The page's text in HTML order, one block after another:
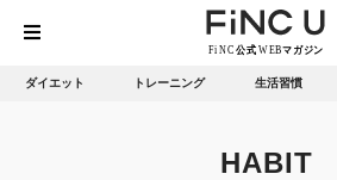
ダイエット トレーニング 生活習慣
HABIT